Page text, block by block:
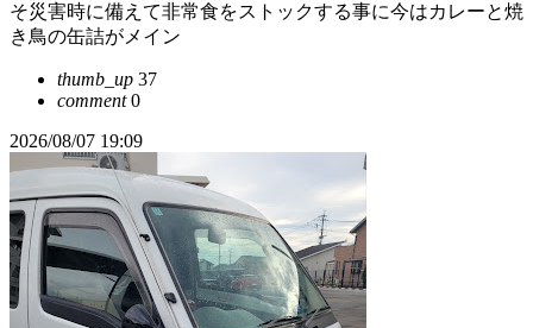
そ災害時に備えて非常食をストックする事に今はカレーと焼
き鳥の缶詰がメイン
thumb_up 37
comment0
2026/08/07 19:09